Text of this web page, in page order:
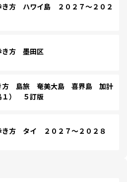
方 ハワイ島 ２０２７～２０２
き方 墨田区
方 島旅 奄美大島 喜界島 加計
１） ５訂版
方 タイ ２０２７～２０２８